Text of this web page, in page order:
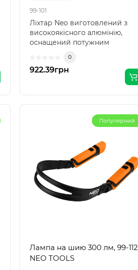
99-101
Ліхтар Neo виготовлений з
високоякісного алюмінію,
оснащений потужним
0
922.39грн
Популярний
Лампа на шию 300 лм, 99-112
NEO TOOLS